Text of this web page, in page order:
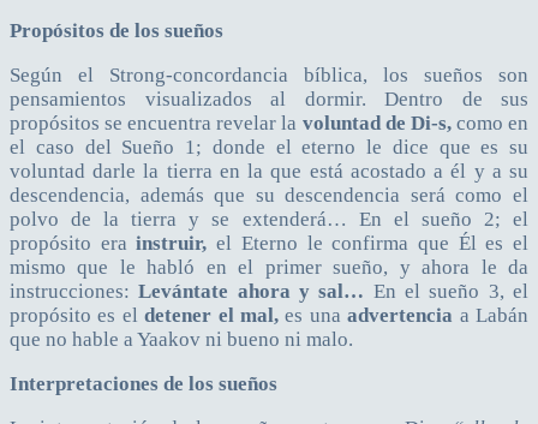
Propósitos de los sueños
Según el Strong-concordancia bíblica, los sueños son
pensamientos visualizados al dormir. Dentro de sus
propósitos se encuentra revelar la voluntad de Di-s,como en
el caso del Sueño 1; donde el eterno le dice que es su
voluntad darle la tierra en la que está acostado a él y a su
descendencia, además que su descendencia será como el
polvo de la tierra y se extenderá… En el sueño 2; el
propósito erainstruir,el Eterno le confirma que Él es el
mismo que le habló en el primer sueño, y ahora le da
instrucciones:Levántate ahora y sal… En el sueño 3, el
propósito es eldetener el mal, es unaadvertencia a Labán
que no hable a Yaakov ni bueno ni malo.
Interpretaciones de los sueños